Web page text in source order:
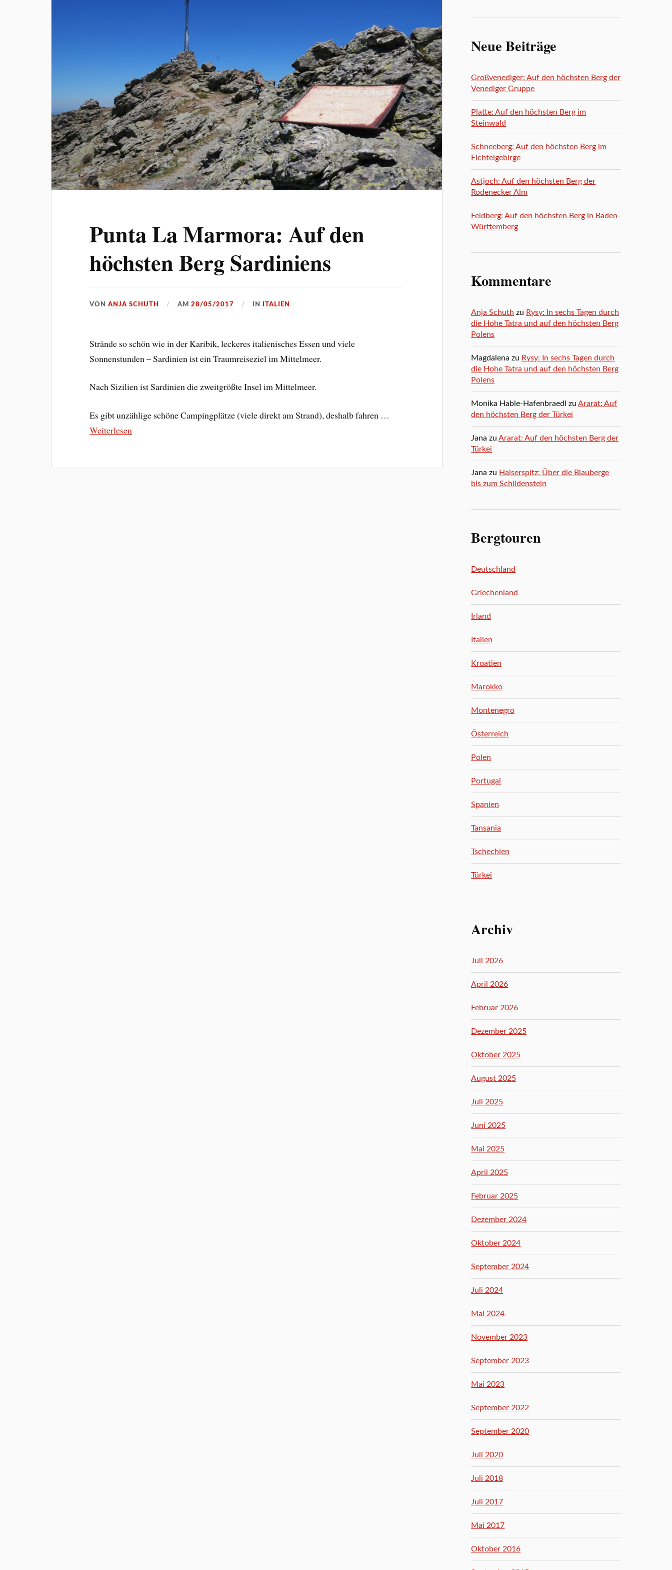
Punta La Marmora: Auf den
höchsten Berg Sardiniens
VONANJA SCHUTH AM28/05/2017 IN ITALIEN
Strände so schön wie in der Karibik, leckeres italienisches Essen und viele
Sonnenstunden – Sardinien ist ein Traumreiseziel im Mittelmeer.
Nach Sizilien ist Sardinien die zweitgrößte Insel im Mittelmeer.
Es gibt unzählige schöne Campingplätze (viele direkt am Strand), deshalb fahren …
Weiterlesen
Neue Beiträge
Großvenediger: Auf den höchsten Berg der
Venediger Gruppe
Platte: Auf den höchsten Berg im
Steinwald
Schneeberg: Auf den höchsten Berg im
Fichtelgebirge
Astjoch: Auf den höchsten Berg der
Rodenecker Alm
Feldberg: Auf den höchsten Berg in Baden-
Württemberg
Kommentare
Anja Schuth zu Rysy: In sechs Tagen durch
die Hohe Tatra und auf den höchsten Berg
Polens
Magdalena zu Rysy: In sechs Tagen durch
die Hohe Tatra und auf den höchsten Berg
Polens
Monika Hable-Hafenbraedl zuArarat: Auf
den höchsten Berg der Türkei
Jana zuArarat: Auf den höchsten Berg der
Türkei
Jana zu Halserspitz: Über die Blauberge
bis zum Schildenstein
Bergtouren
Deutschland
Griechenland
Irland
Italien
Kroatien
Marokko
Montenegro
Österreich
Polen
Portugal
Spanien
Tansania
Tschechien
Türkei
Archiv
Juli 2026
April 2026
Februar 2026
Dezember 2025
Oktober 2025
August 2025
Juli 2025
Juni 2025
Mai 2025
April 2025
Februar 2025
Dezember 2024
Oktober 2024
September 2024
Juli 2024
Mai 2024
November 2023
September 2023
Mai 2023
September 2022
September 2020
Juli 2020
Juli 2018
Juli 2017
Mai 2017
Oktober 2016